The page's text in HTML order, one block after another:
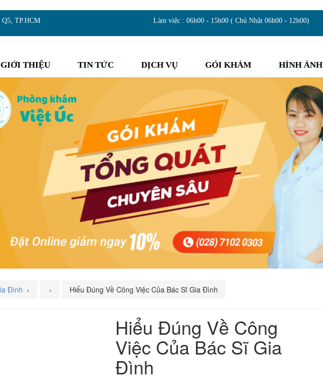
TP.HCM Làm việc : 06h00 - 15h00 ( Chủ Nhật 06h00 - 12h00)
GIỚI THIỆU TIN TỨC DỊCH VỤ GÓI KHÁM HÌNH ẢNH
Đình › › Hiểu Đúng Về Công Việc Của Bác Sĩ Gia Đình
Hiểu Đúng Về Công
Việc Của Bác Sĩ Gia
Đình